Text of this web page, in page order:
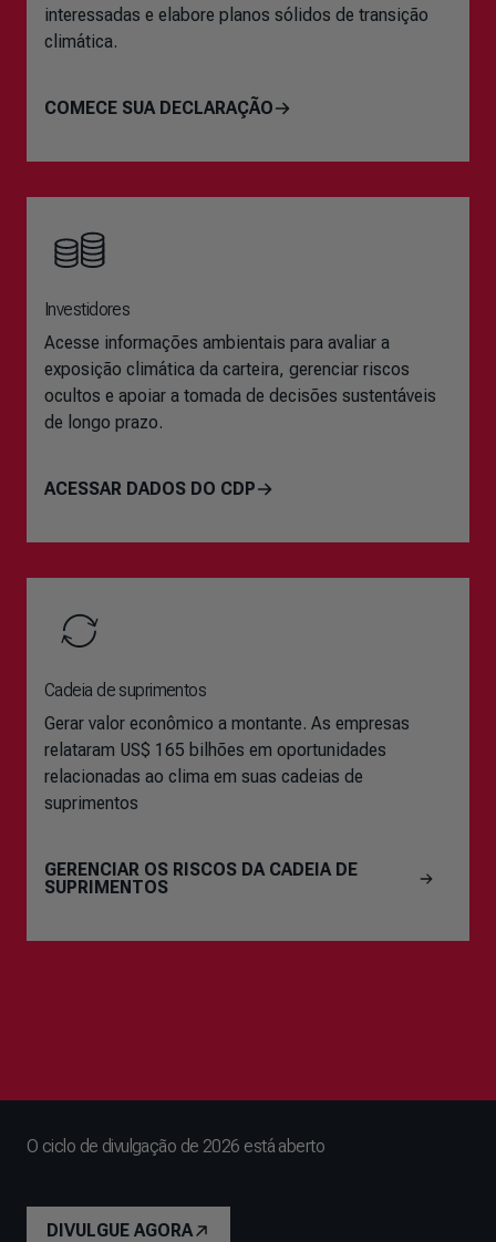
interessadas e elabore planos sólidos de transição
climática.
COMECE SUA DECLARAÇÃO
Investidores
Acesse informações ambientais para avaliar a
exposição climática da carteira, gerenciar riscos
ocultos e apoiar a tomada de decisões sustentáveis
de longo prazo.
ACESSAR DADOS DO CDP
Cadeia de suprimentos
Gerar valor econômico a montante. As empresas
relataram US$ 165 bilhões em oportunidades
relacionadas ao clima em suas cadeias de
suprimentos
GERENCIAR OS RISCOS DA CADEIA DE
SUPRIMENTOS
O ciclo de divulgação de 2026 está aberto
DIVULGUE AGORA